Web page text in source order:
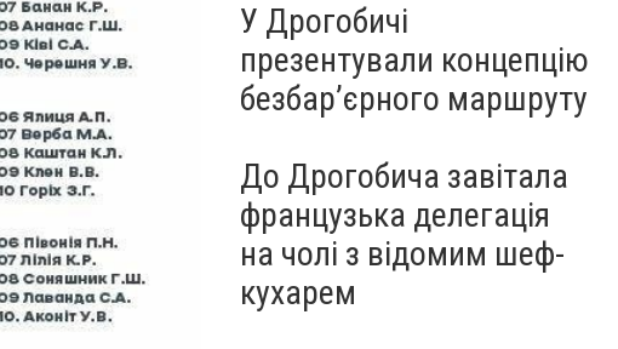
У Дрогобичі
презентували концепцію
безбар’єрного маршруту
До Дрогобича завітала
французька делегація
на чолі з відомим шеф-
кухарем